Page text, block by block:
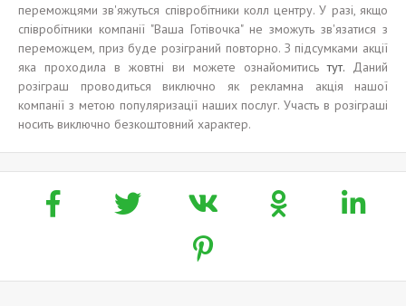
переможцями зв'яжуться співробітники колл центру. У разі, якщо
співробітники компанії "Ваша Готiвочка" не зможуть зв'язатися з
переможцем, приз буде розіграний повторно. З підсумками акції
яка проходила в жовтні ви можете ознайомитисьтут. Даний
розіграш проводиться виключно як рекламна акція нашої
компанії з метою популяризації наших послуг. Участь в розіграші
носить виключно безкоштовний характер.